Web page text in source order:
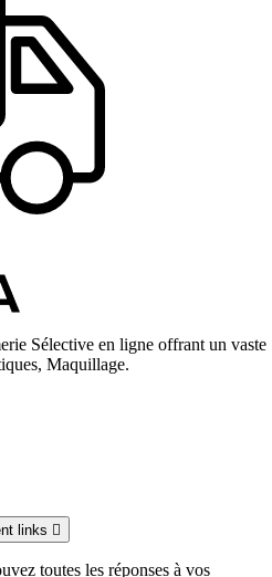
Sélective en ligne offrant un vaste
Maquillage.
links 
toutes les réponses à vos